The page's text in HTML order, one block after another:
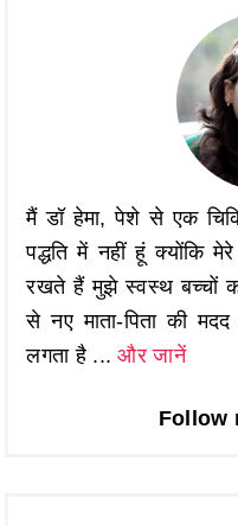
मैं डॉ हेमा, पेशे से एक
पद्धति में नहीं हूं क्योंकि
रखते हैं मुझे स्वस्थ बच्चों
से नए माता-पिता की
लगता है ...और जानें
Follow